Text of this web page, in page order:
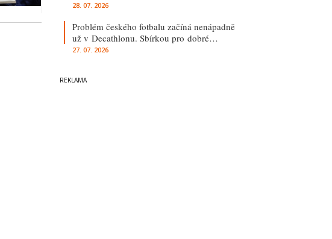
28. 07. 2026
Problém českého fotbalu začíná nenápadně
už v Decathlonu. Sbírkou pro dobré…
27. 07. 2026